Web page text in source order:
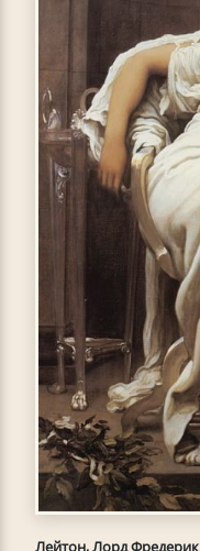
Лейтон, Лорд Фредерик